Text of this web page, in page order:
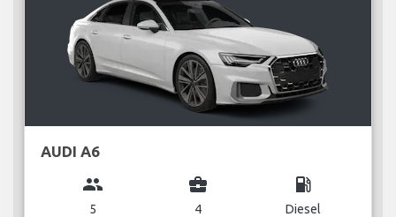
AUDI A6
group
5
business_center
4
local_gas_station
Diesel